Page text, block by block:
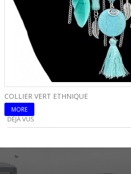
COLLIER VERT ETHNIQUE
MORE
DÉJÀ VUS